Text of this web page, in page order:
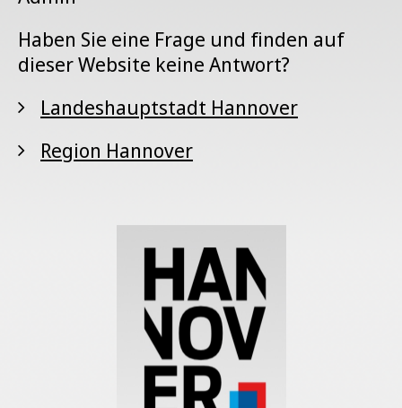
Haben Sie eine Frage und finden auf
dieser Website keine Antwort?
Landeshauptstadt Hannover
Region Hannover